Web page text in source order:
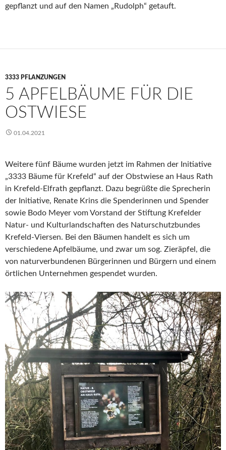
gepflanzt und auf den Namen „Rudolph“ getauft.
3333 PFLANZUNGEN
5 APFELBÄUME FÜR DIE
OSTWIESE
01.04.2021
Weitere fünf Bäume wurden jetzt im Rahmen der Initiative
„3333 Bäume für Krefeld“ auf der Obstwiese an Haus Rath
in Krefeld-Elfrath gepflanzt. Dazu begrüßte die Sprecherin
der Initiative, Renate Krins die Spenderinnen und Spender
sowie Bodo Meyer vom Vorstand der Stiftung Krefelder
Natur- und Kulturlandschaften des Naturschutzbundes
Krefeld-Viersen. Bei den Bäumen handelt es sich um
verschiedene Apfelbäume, und zwar um sog. Zieräpfel, die
von naturverbundenen Bürgerinnen und Bürgern und einem
örtlichen Unternehmen gespendet wurden.